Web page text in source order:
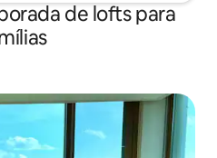
de lofts para